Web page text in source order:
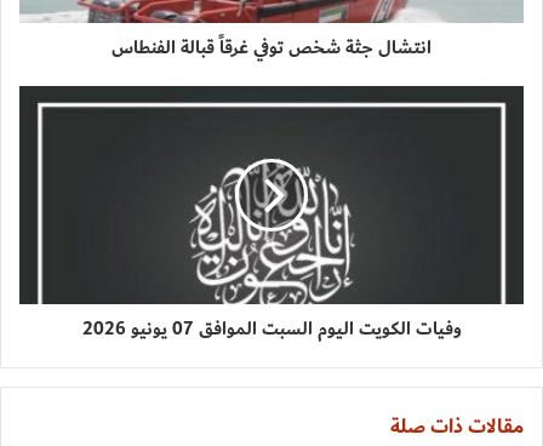
انتشال جثة شخص توفي غرقاً قبالة الفنطاس
وفيات الكويت اليوم السبت الموافق 07 يونيو 2026
مقالات ذات صلة